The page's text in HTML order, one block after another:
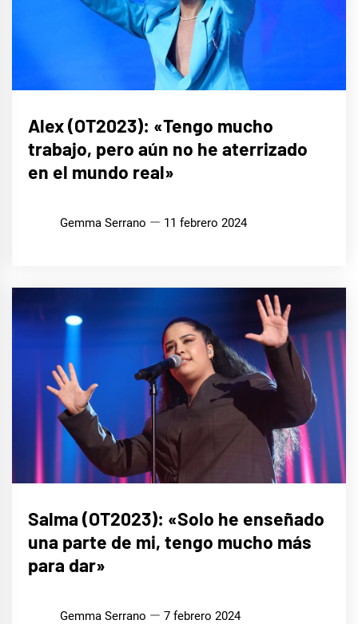
Alex (OT2023): «Tengo mucho
trabajo, pero aún no he aterrizado
en el mundo real»
Gemma Serrano 11 febrero 2024
ENTREVISTAS
Salma (OT2023): «Solo he enseñado
una parte de mi, tengo mucho más
para dar»
Gemma Serrano 7 febrero 2024